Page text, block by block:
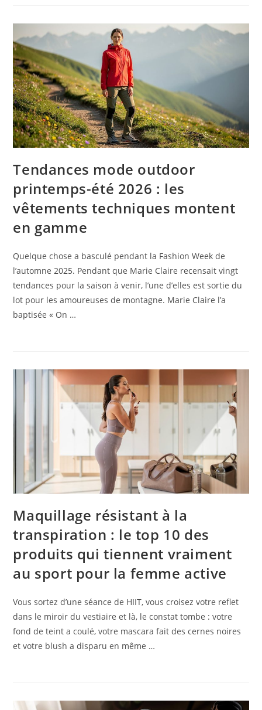
Tendances mode outdoor
printemps-été 2026 : les
vêtements techniques montent
en gamme
Quelque chose a basculé pendant la Fashion Week de
l’automne 2025. Pendant que Marie Claire recensait vingt
tendances pour la saison à venir, l’une d’elles est sortie du
lot pour les amoureuses de montagne. Marie Claire l’a
baptisée « On …
Maquillage résistant à la
transpiration : le top 10 des
produits qui tiennent vraiment
au sport pour la femme active
Vous sortez d’une séance de HIIT, vous croisez votre reflet
dans le miroir du vestiaire et là, le constat tombe : votre
fond de teint a coulé, votre mascara fait des cernes noires
et votre blush a disparu en même …